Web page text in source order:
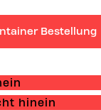
Bestellung
hinein